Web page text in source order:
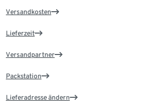
Versandkosten
Lieferzeit
Versandpartner
Packstation
Lieferadresse ändern